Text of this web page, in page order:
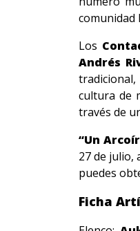
comunidad
Los
Andrés
cultura de
través de
“Un
27 de julio,
puedes
Ficha